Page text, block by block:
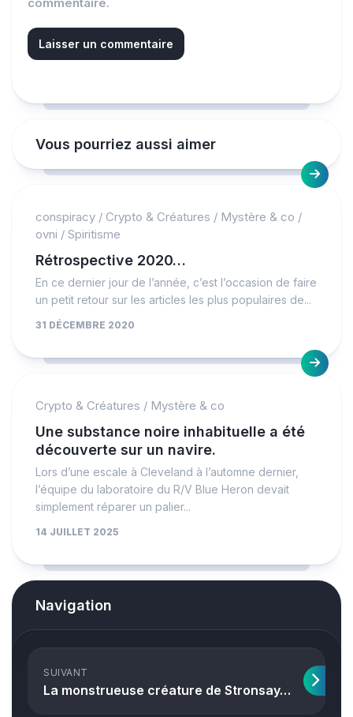
Vous pourriez aussi aimer
conspiracy / Crypto & Créatures / Mystère & co /
ovni / Spiritisme
Rétrospective 2020…
En ce dernier jour de l’année, c’est l’occasion de faire
un petit retour sur les articles les plus populaires de...
31 DÉCEMBRE 2020
Crypto & Créatures / Mystère & co
Une substance noire inhabituelle a été
découverte sur un navire.
Lors d’une escale à Cleveland à l’automne dernier,
l’équipe du laboratoire du R/V Blue Heron devait
simplement réparer un palier...
14 JUILLET 2025
Navigation
SUIVANT
La monstrueuse créature de Stronsay…